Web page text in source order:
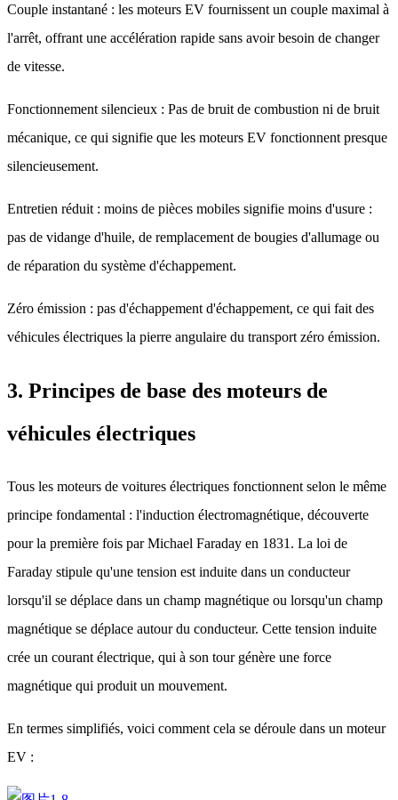
Couple instantané : les moteurs EV fournissent un couple maximal à
l'arrêt, offrant une accélération rapide sans avoir besoin de changer
de vitesse.
Fonctionnement silencieux : Pas de bruit de combustion ni de bruit
mécanique, ce qui signifie que les moteurs EV fonctionnent presque
silencieusement.
Entretien réduit : moins de pièces mobiles signifie moins d'usure :
pas de vidange d'huile, de remplacement de bougies d'allumage ou
de réparation du système d'échappement.
Zéro émission : pas d'échappement d'échappement, ce qui fait des
véhicules électriques la pierre angulaire du transport zéro émission.
3. Principes de base des moteurs de
véhicules électriques
Tous les moteurs de voitures électriques fonctionnent selon le même
principe fondamental : l'induction électromagnétique, découverte
pour la première fois par Michael Faraday en 1831. La loi de
Faraday stipule qu'une tension est induite dans un conducteur
lorsqu'il se déplace dans un champ magnétique ou lorsqu'un champ
magnétique se déplace autour du conducteur. Cette tension induite
crée un courant électrique, qui à son tour génère une force
magnétique qui produit un mouvement.
En termes simplifiés, voici comment cela se déroule dans un moteur
EV :